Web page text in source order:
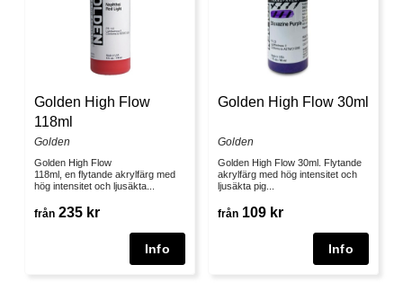
Golden High Flow
118ml
Golden
Golden High Flow
118ml, en flytande akrylfärg med
hög intensitet och ljusäkta...
från 235 kr
Golden High Flow 30ml
Golden
Golden High Flow 30ml. Flytande
akrylfärg med hög intensitet och
ljusäkta pig...
från 109 kr